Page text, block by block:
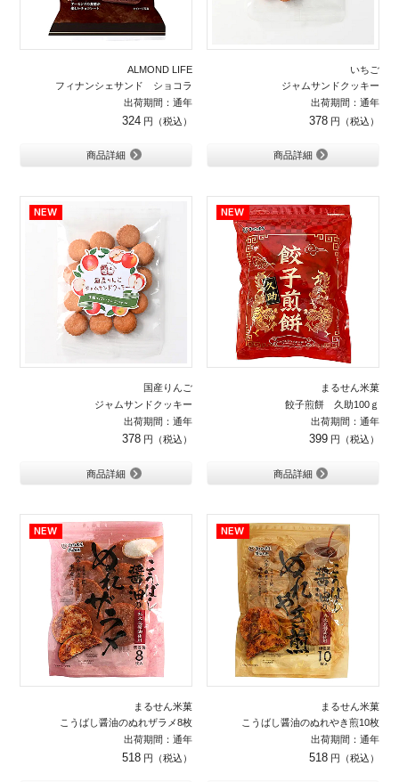
ALMOND LIFE
フィナンシェサンド ショコラ
出荷期間：通年
324
商品詳細
いちご
ジャムサンドクッキー
出荷期間：通年
378
商品詳細
国産りんご
ジャムサンドクッキー
出荷期間：通年
378
商品詳細
まるせん米菓
餃子煎餅 久助100ｇ
出荷期間：通年
399
商品詳細
まるせん米菓
こうばし醤油のぬれザラメ8枚
出荷期間：通年
518
まるせん米菓
こうばし醤油のぬれやき煎10枚
出荷期間：通年
518